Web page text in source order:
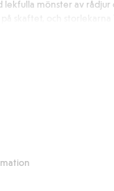
mönster av rådjur
för extra trygghet vid
- GOTS